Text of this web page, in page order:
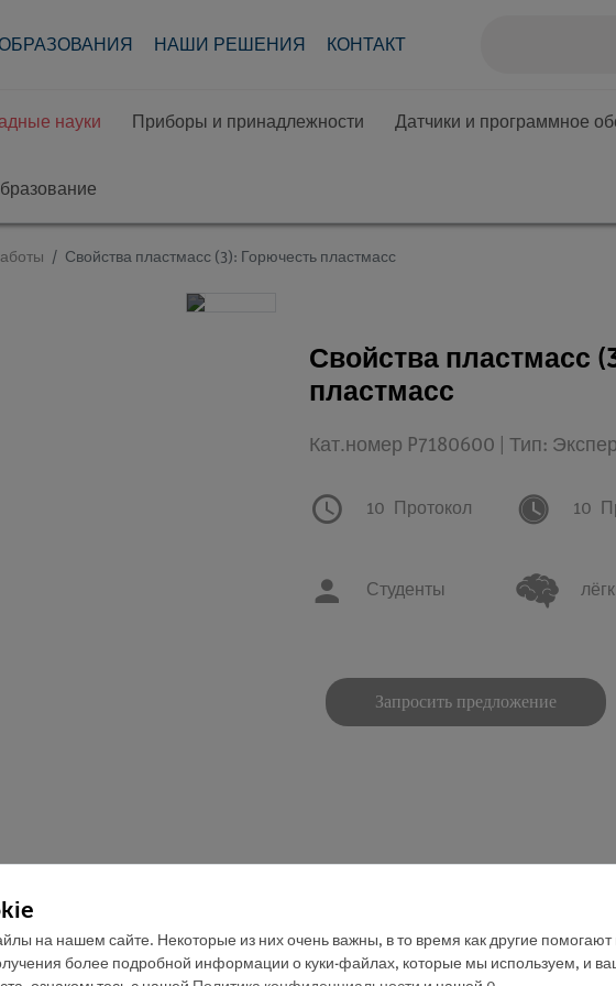
НАШИ РЕШЕНИЯ КОНТАКТ
науки Приборы и принадлежности Датчики и программное
Свойства пластмасс (3): Горючесть пластмасс
Свойства пластмасс
пластмасс
Кат.номер P7180600 | Тип:
10 Протокол 10
Студенты
Запросить предложение
воспламеняемость. Пластмассовые материалы можно
пламени и образования сажи. Этот эксперимент представляет
может быть получена классификация. Исследование
на нашем сайте. Некоторые из них очень важны, в то время как другие помогают
более подробной информации о куки-файлах, которые мы используем, и